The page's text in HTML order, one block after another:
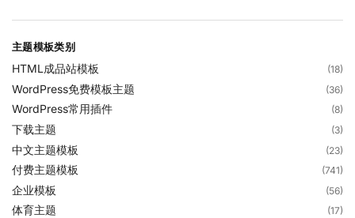
主题模板类别
HTML成品站模板 (18)
WordPress免费模板主题 (36)
WordPress常用插件 (8)
下载主题 (3)
中文主题模板 (23)
付费主题模板 (741)
企业模板 (56)
体育主题 (17)